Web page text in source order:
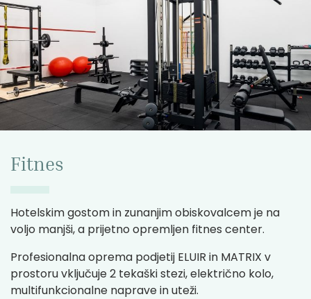
Fitnes
Hotelskim gostom in zunanjim obiskovalcem je na
voljo manjši, a prijetno opremljen fitnes center.
Profesionalna oprema podjetij ELUIR in MATRIX v
prostoru vključuje 2 tekaški stezi, električno kolo,
multifunkcionalne naprave in uteži.